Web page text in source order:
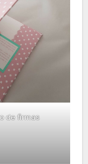
de firmas